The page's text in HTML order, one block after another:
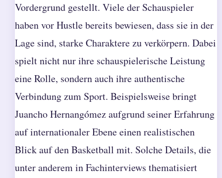
Vordergrund gestellt. Viele der Schauspieler
haben vor Hustle bereits bewiesen, dass sie in der
Lage sind, starke Charaktere zu verkörpern. Dabei
spielt nicht nur ihre schauspielerische Leistung
eine Rolle, sondern auch ihre authentische
Verbindung zum Sport. Beispielsweise bringt
Juancho Hernangómez aufgrund seiner Erfahrung
auf internationaler Ebene einen realistischen
Blick auf den Basketball mit. Solche Details, die
unter anderem in Fachinterviews thematisiert